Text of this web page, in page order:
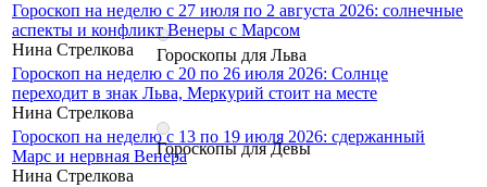
Гороскопы для Льва
Гороскопы для Девы
Гороскоп на неделю с 27 июля по 2 августа 2026: солнечные
аспекты и конфликт Венеры с Марсом
Нина Стрелкова
Гороскоп на неделю с 20 по 26 июля 2026: Солнце
переходит в знак Льва, Меркурий стоит на месте
Нина Стрелкова
Гороскоп на неделю с 13 по 19 июля 2026: сдержанный
Марс и нервная Венера
Нина Стрелкова